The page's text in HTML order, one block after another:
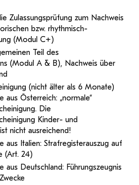
Zulassungsprüfung zum Nachweis
bzw. rhythmisch-
(Modul C+)
Teil des
(Modul A & B), Nachweis über
(nicht älter als 6 Monate)
aus Österreich: „normale“
Die
Kinder- und
nicht ausreichend!
aus Italien: Strafregisterauszug auf
(Art. 24)
aus Deutschland: Führungszeugnis